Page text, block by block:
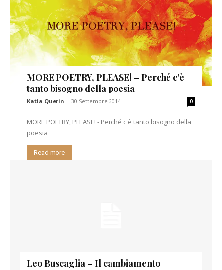
MORE POETRY, PLEASE! – Perché c’è
tanto bisogno della poesia
Katia Querin - 30 Settembre 2014 0
MORE POETRY, PLEASE! - Perché c'è tanto bisogno della
poesia
Read more
Leo Buscaglia – Il cambiamento